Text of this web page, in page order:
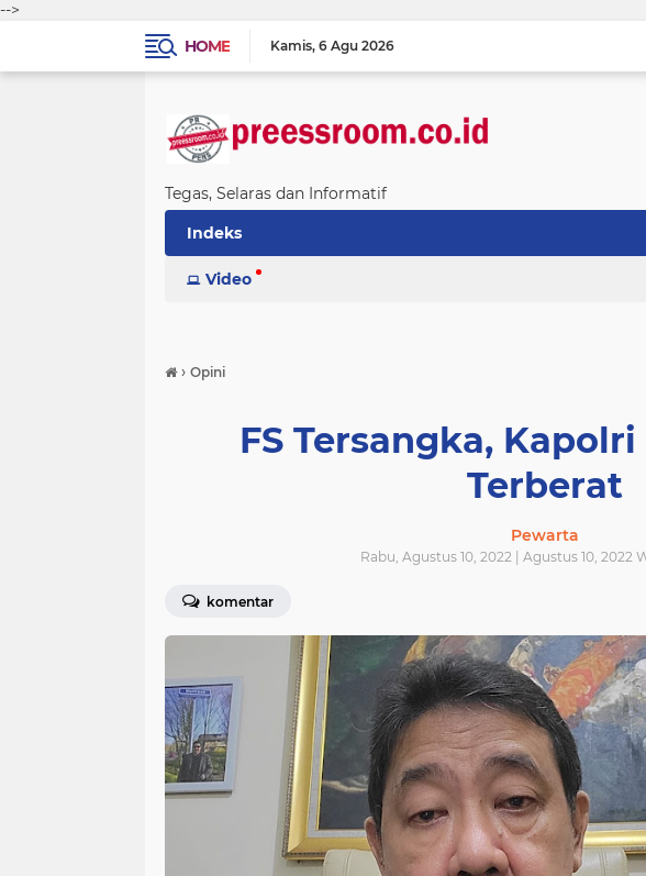
-->
HOME
Kamis 6 Agu 2026
Tegas, Selaras dan Informatif
Indeks
Video
› Opini
FS Tersangka,
Terberat
Pewarta
Rabu, Agustus 10, 2022 | Agustus 10, 2022
komentar